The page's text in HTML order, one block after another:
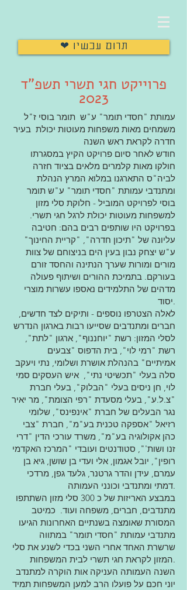
❤ תרום עכשיו
פרוייקט חגי תשרי תשפ"ד
2023
עמותת "חסדי תומר" ע"ש תומר בוסי ז"ל
משמחים מאות משפחות מעוטות יכולת בעיר
חדרה לקראת ראש השנה
חודש לאחר סיום פרויקט הקיץ במסגרתו
חולקו מאות קלמרים מלאים בציוד חזרה
לביה"ס התארגנו במלוא המרץ הנהלת
ומתנדבי עמותת "חסדי תומר" ע"ש תומר
בוסי לפרויקט המוביל - חלוקת סלי מזון
למשפחות מעוטות יכולת לרגל חגי תשרי.
בפרויקט היו שותפים רבים בהם: חטיבה
עליונה של "תיכון חדרה", "קריית החינוך"
ע"ש יצחק נבון בעין הים בניצוחם של צוות
מורים ומורות שערך הנתינה והחסד זורם
בעורקם. בתמיכת ההורים ושיתוף פעולה
מדהים של התלמידים נאספו עשרות מוצרי
יסוד.
לאלה הצטרפו נוספים - ותיקים לצד חדשים,
חברים ומתנדבים שסייעו רבות בארגון הנדרש
לסלי המזון: רשת "יוחננוף", ארגון "לתת",
רשת "רמי לוי", בית הדפוס "צבעים
אמיתיים" בהנהלת אושרת ושלומי, נתי ויעקב
סלה בעלי "תכשיטי נתי", איש העסקים סמי
לוי, חן ניסים בעלי "הבלוק", בעלי חברת
"צ.ל.ע", בעלי מסעדת "רפי הצומת", מר יאיר
נגר הבעלים של חברת "אינפינס", שלומי
רזיאל "אספקה טכנית בע"מ", חברת "צבי
כהן אקולוגיה בע"מ", משרד עורכי הדין "דרי
זנו ושות'", סטודנטים ועובדי "המרכז האקדמי
רופין", יובל אגמון, אלי ועדי בן שושן, גיא בן
עמרם, עידן והדר גרטנר, גלעד גפן, מרדכי
דמתי ומתנדבי וכונני העמותה.
במבצע האריזות של כ 300 סלי מזון השתתפו
מתנדבים, חברים, משפחה ועוד. כמיטב
המסורת שאומצה בשנתיים האחרונות הגיעו
מתנדבי עמותת "חסדי תומר" במתווה
שרשרת האחד אחרי השני בכדי לשנע את סלי
המזון לקראת חגי תשרי לבית המשפחות.
השנה העמותה העניקה אות הוקרה למתנדב
יוני חכם על פועלו הרב למען המשפחות תמיד